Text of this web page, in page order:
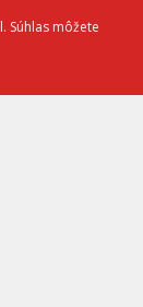
Súhlas môžete